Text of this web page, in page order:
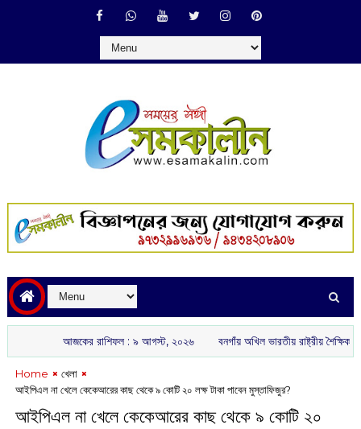
আজকের রাশিফল :‌ ‌‌৯ আগস্ট, ২০২৬ বনগাঁয় অখিল ভারতীয় রাষ্ট্রীয় শৈক্ষিক মহাসঙ্ঘের ‘গুরু
Home
খেলা
আইপিএল না খেলে কেকেআরের কাছ থেকে ৯ কোটি ২০ লক্ষ টাকা পাবেন মুস্তাফিজুর?
আইপিএল না খেলে কেকেআরের কাছ থেকে ৯ কোটি ২০